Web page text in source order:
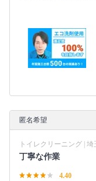
匿名希望
トイレクリーニング | 埼
丁寧な作業
4.40